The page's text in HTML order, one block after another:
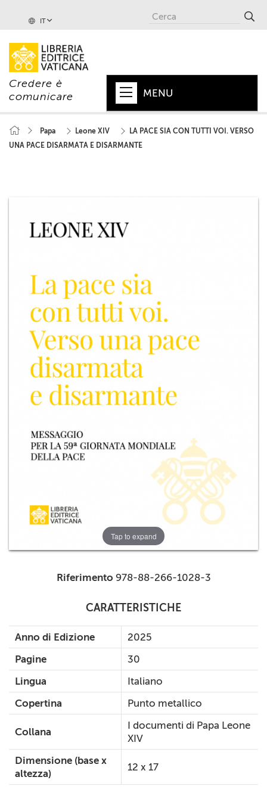
IT
Credere è
comunicare
MENU
PAPA
MONDO
RIVISTE
CEI
Papa Leone XIV
LA PACE SIA CON TUTTI VOI. VERSO
UNA PACE DISARMATA E DISARMANTE
Tap to expand
Riferimento 978-88-266-1028-3
CARATTERISTICHE
Anno di Edizione
2025
Pagine
30
Lingua
Italiano
Copertina
Punto metallico
Collana
I documenti di Papa Leone
XIV
Dimensione (base x
altezza)
12 x 17